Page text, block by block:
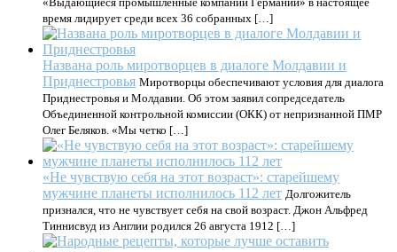
время лидирует среди всех 36 собранных […]
Названа роль миротворцев в диалоге Молдавии и
Приднестровья Миротворцы обеспечивают условия для диалога
Приднестровья и Молдавии. Об этом заявил сопредседатель
Объединенной контрольной комиссии (ОКК) от непризнанной ПМР
Олег Беляков. «Мы четко […]
«Не чувствую себя на этот возраст»: старейшему
мужчине планеты исполнилось 112 лет Долгожитель
признался, что не чувствует себя на свой возраст. Джон Альфред
Тиннисвуд из Англии родился 26 августа 1912 […]